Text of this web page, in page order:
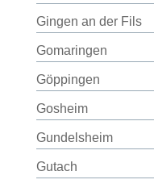
Gingen an der Fils
Gomaringen
Göppingen
Gosheim
Gundelsheim
Gutach